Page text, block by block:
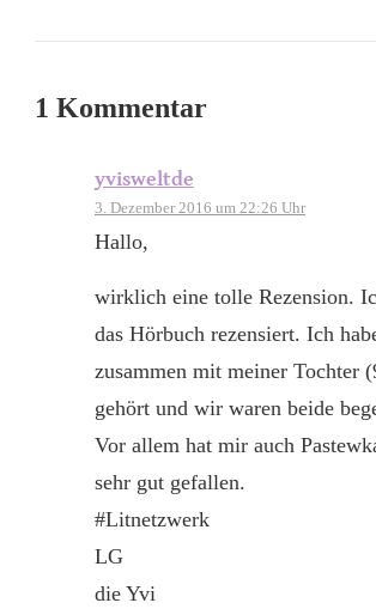
1 Kommentar
yvisweltde
3. Dezember 2016 um 22:26 Uhr
Hallo,
wirklich eine tolle Rezension.
das Hörbuch rezensiert. Ich
zusammen mit meiner Tochter
gehört und wir waren beide
Vor allem hat mir auch
sehr gut gefallen.
#Litnetzwerk
LG
die Yvi